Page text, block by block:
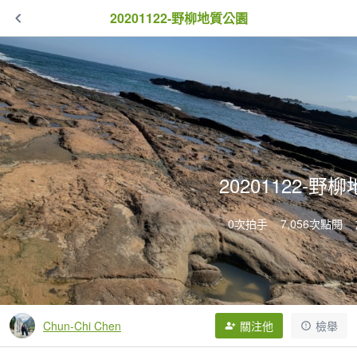
20201122-野柳地質公園
20201122-野柳
0次拍手 7,056次點閱
Chun-Chi Chen 關注他 檢舉